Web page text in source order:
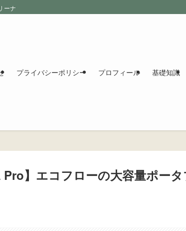
ーナ
プライバシーポリシー プロフィール 基礎知識
Pro】エコフローの大容量ポー